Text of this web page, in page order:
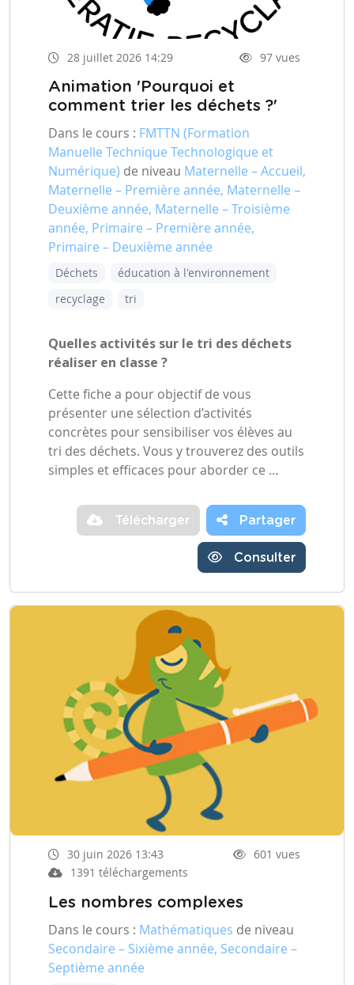
28 juillet 2026 14:29 97 vues
Animation 'Pourquoi et
comment trier les déchets ?'
Dans le cours : FMTTN (Formation
Manuelle Technique Technologique et
Numérique) de niveau Maternelle – Accueil,
Maternelle – Première année, Maternelle –
Deuxième année, Maternelle – Troisième
année, Primaire – Première année,
Primaire – Deuxième année
Déchets
éducation à l'environnement
recyclage
tri
Quelles activités sur le tri des déchets
réaliser en classe ?
Cette fiche a pour objectif de vous
présenter une sélection d’activités
concrètes pour sensibiliser vos élèves au
tri des déchets. Vous y trouverez des outils
simples et efficaces pour aborder ce …
Télécharger Partager
Consulter
30 juin 2026 13:43
601 vues
1391 téléchargements
Les nombres complexes
Dans le cours : Mathématiques de niveau
Secondaire – Sixième année, Secondaire –
Septième année